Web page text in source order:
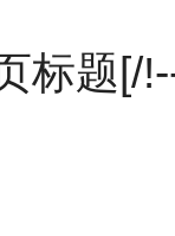
标题[/